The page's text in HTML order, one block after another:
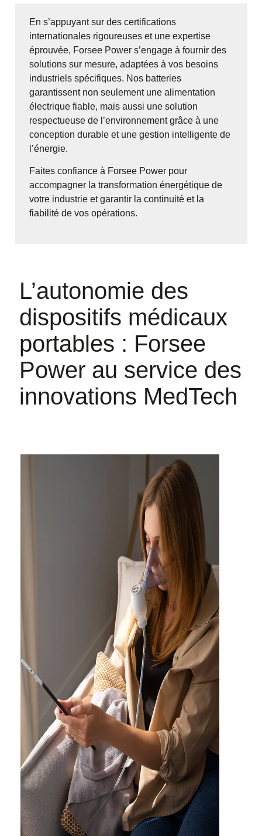
En s’appuyant sur des certifications
internationales rigoureuses et une expertise
éprouvée, Forsee Power s’engage à fournir des
solutions sur mesure, adaptées à vos besoins
industriels spécifiques. Nos batteries
garantissent non seulement une alimentation
électrique fiable, mais aussi une solution
respectueuse de l’environnement grâce à une
conception durable et une gestion intelligente de
l’énergie.
Faites confiance à Forsee Power pour
accompagner la transformation énergétique de
votre industrie et garantir la continuité et la
fiabilité de vos opérations.
L’autonomie des
dispositifs médicaux
portables : Forsee
Power au service des
innovations MedTech